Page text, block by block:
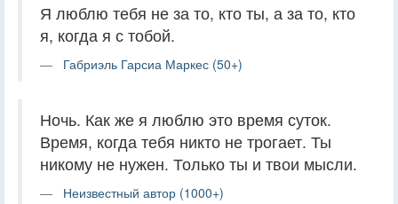
Я люблю тебя не за то, кто ты, а за то, кто
я, когда я с тобой.
Габриэль Гарсиа Маркес (50+)
Ночь. Как же я люблю это время суток.
Время, когда тебя никто не трогает. Ты
никому не нужен. Только ты и твои мысли.
Неизвестный автор (1000+)